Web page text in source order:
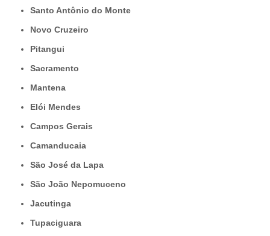
Santo Antônio do Monte
Novo Cruzeiro
Pitangui
Sacramento
Mantena
Elói Mendes
Campos Gerais
Camanducaia
São José da Lapa
São João Nepomuceno
Jacutinga
Tupaciguara